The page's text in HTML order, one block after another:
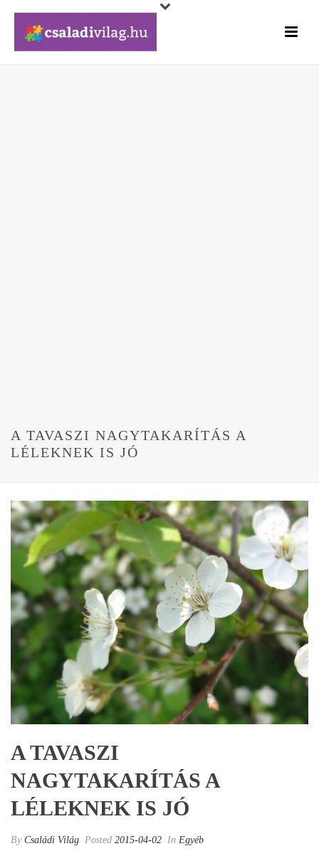
A TAVASZI NAGYTAKARÍTÁS A
LÉLEKNEK IS JÓ
A TAVASZI
NAGYTAKARÍTÁS A
LÉLEKNEK IS JÓ
By Családi Világ Posted 2015-04-02 In Egyéb